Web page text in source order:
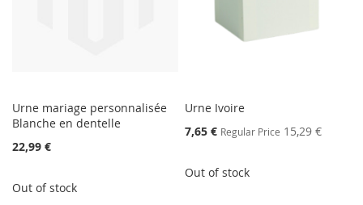
Urne mariage personnalisée
Blanche en dentelle
22,99 €
Out of stock
Urne Ivoire
Special
7,65 € Regular Price 15,29 €
Out of stock